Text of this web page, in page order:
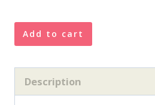
Matrix
Casino
Add to cart
Description